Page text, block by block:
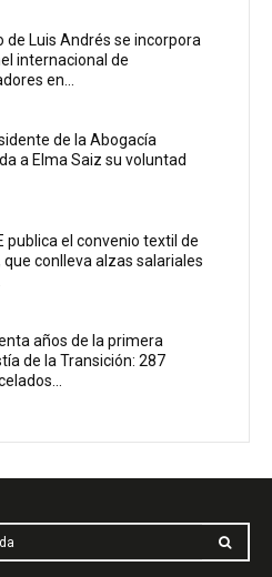
de Luis Andrés se incorpora
internacional de
en...
de la Abogacía
a Elma Saiz su voluntad
publica el convenio textil de
que conlleva alzas salariales
años de la primera
de la Transición: 287